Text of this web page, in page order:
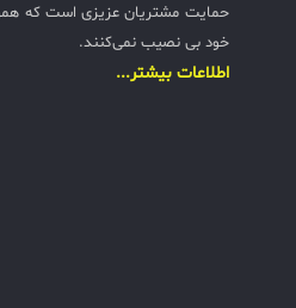
حمایت مشتریان عزیزی است که
خود بی نصیب نمی‌کنند.
اطلاعات بیشتر...